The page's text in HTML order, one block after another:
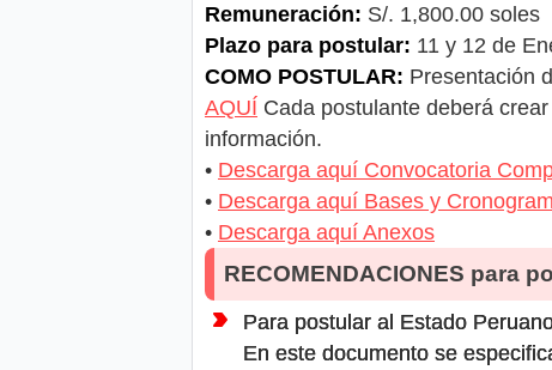
Remuneración: S/. 1,800.00 soles
Plazo para postular: 11 y 12 de
COMO POSTULAR: Presentación
AQUÍ Cada postulante deberá
información.
• Descarga aquí Convocatoria
• Descarga aquí Bases y
• Descarga aquí Anexos
RECOMENDACIONES para
Para postular al Estado
En este documento se